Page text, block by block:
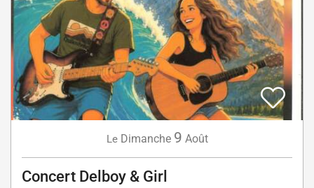
Le Dimanche 9 Août
Concert Delboy & Girl